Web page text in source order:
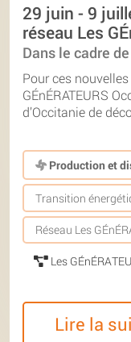
29 juin - 9
réseau Les
Dans le cadre
Pour ces
GÉnÉRATEURS
d’Occitanie de
Production et
Transition
Réseau Les
Les
Lire la